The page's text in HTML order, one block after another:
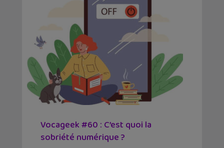
Vocageek #60 : C’est quoi la
sobriété numérique ?